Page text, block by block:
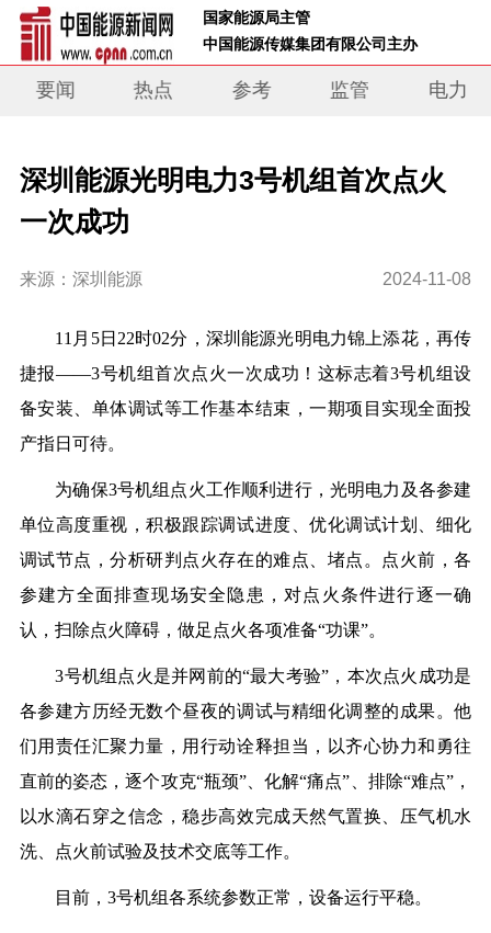
国家能源局主管
中国能源传媒集团有限公司主办
要闻 热点 参考 监管 电力
深圳能源光明电力3号机组首次点火
一次成功
来源：深圳能源 2024-11-08
11月5日22时02分，深圳能源光明电力锦上添花，再传
捷报——3号机组首次点火一次成功！这标志着3号机组设
备安装、单体调试等工作基本结束，一期项目实现全面投
产指日可待。
为确保3号机组点火工作顺利进行，光明电力及各参建
单位高度重视，积极跟踪调试进度、优化调试计划、细化
调试节点，分析研判点火存在的难点、堵点。点火前，各
参建方全面排查现场安全隐患，对点火条件进行逐一确
认，扫除点火障碍，做足点火各项准备“功课”。
3号机组点火是并网前的“最大考验”，本次点火成功是
各参建方历经无数个昼夜的调试与精细化调整的成果。他
们用责任汇聚力量，用行动诠释担当，以齐心协力和勇往
直前的姿态，逐个攻克“瓶颈”、化解“痛点”、排除“难点”，
以水滴石穿之信念，稳步高效完成天然气置换、压气机水
洗、点火前试验及技术交底等工作。
目前，3号机组各系统参数正常，设备运行平稳。